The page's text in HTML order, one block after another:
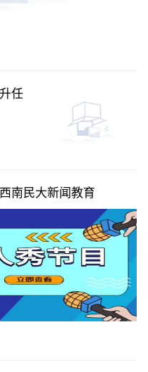
任
南民大新闻教育